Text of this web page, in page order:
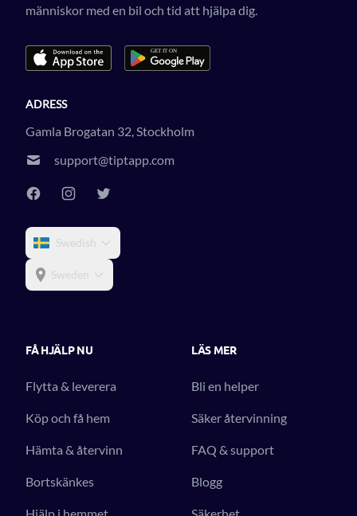
människor med en bil och tid att hjälpa dig.
ADRESS
Gamla Brogatan 32, Stockholm
support@tiptapp.com
Swedish
Sweden
FÅ HJÄLP NU
Flytta & leverera
Köp och få hem
Hämta & återvinn
Bortskänkes
LÄS MER
Bli en helper
Säker återvinning
FAQ & support
Blogg